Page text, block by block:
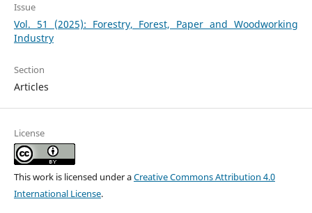
Issue
Vol. 51 (2025): Forestry, Forest, Paper and Woodworking
Industry
Section
Articles
License
This work is licensed under aCreative Commons Attribution 4.0
International License.